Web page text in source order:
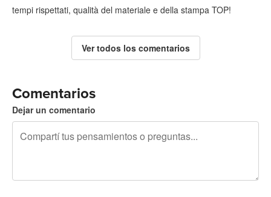
tempi rispettati, qualità del materiale e della stampa TOP!
Ver todos los comentarios
Comentarios
Dejar un comentario